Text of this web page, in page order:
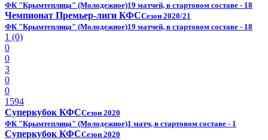
ФК "Крымтеплица" (Молодежное)19 матчей, в стартовом составе - 18
Чемпионат Премьер-лиги КФССезон 2020/21
ФК "Крымтеплица" (Молодежное)19 матчей, в стартовом составе - 18
1 (0)
0
0
3
0
0
1594
Суперкубок КФССезон 2020
ФК "Крымтеплица" (Молодежное)1 матч, в стартовом составе - 1
Суперкубок КФССезон 2020